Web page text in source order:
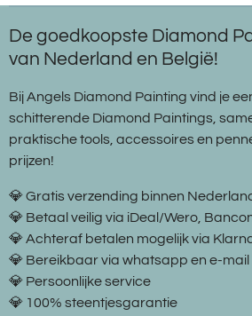
De goedkoopste Diamond
van Nederland en België!
Bij Angels Diamond Painting vind je
schitterende Diamond Paintings,
praktische tools, accessoires en
prijzen!
💎 Gratis verzending binnen
💎 Betaal veilig via iDeal/Wero,
💎 Achteraf betalen mogelijk via
💎 Bereikbaar via whatsapp en e-mail
💎 Persoonlijke service
💎 100% steentjesgarantie